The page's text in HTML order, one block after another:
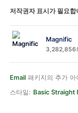
저작권자 표시가 필요합
Magnific
3,282,856
Email 패키지의 추가 아
스타일: Basic Straight